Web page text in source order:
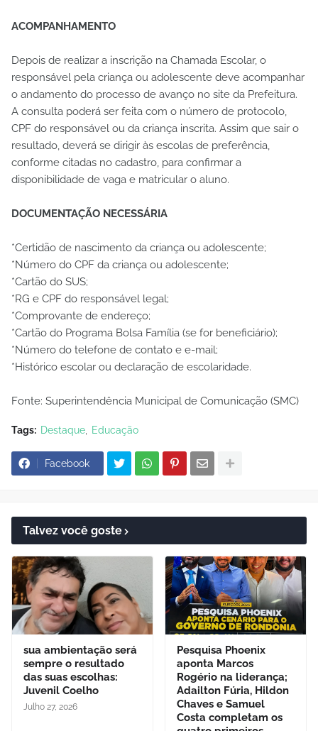
ACOMPANHAMENTO
Depois de realizar a inscrição na Chamada Escolar, o
responsável pela criança ou adolescente deve acompanhar
o andamento do processo de avanço no site da Prefeitura.
A consulta poderá ser feita com o número de protocolo,
CPF do responsável ou da criança inscrita. Assim que sair o
resultado, deverá se dirigir às escolas de preferência,
conforme citadas no cadastro, para confirmar a
disponibilidade de vaga e matricular o aluno.
DOCUMENTAÇÃO NECESSÁRIA
*Certidão de nascimento da criança ou adolescente;
*Número do CPF da criança ou adolescente;
*Cartão do SUS;
*RG e CPF do responsável legal;
*Comprovante de endereço;
*Cartão do Programa Bolsa Família (se for beneficiário);
*Número do telefone de contato e e-mail;
*Histórico escolar ou declaração de escolaridade.
Fonte: Superintendência Municipal de Comunicação (SMC)
Tags: Destaque Educação
Facebook
Talvez você goste
sua ambientação será
sempre o resultado
das suas escolhas:
Juvenil Coelho
Julho 27, 2026
Pesquisa Phoenix
aponta Marcos
Rogério na liderança;
Adailton Fúria, Hildon
Chaves e Samuel
Costa completam os